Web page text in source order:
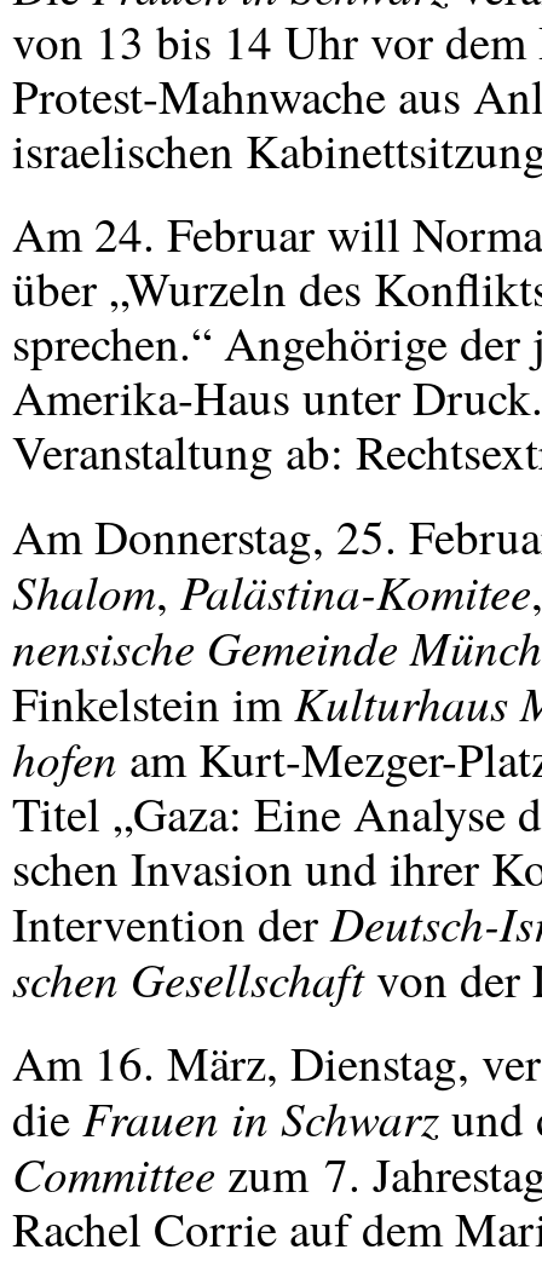
von 13 bis 14 Uhr vor
Protest-Mahnwache aus
israelischen
Am 24. Februar will
über „Wurzeln des
sprechen.“ Angehörige
Amerika-Haus unter
Veranstaltung ab:
Am Donnerstag, 25.
Shalom, Palästina-Komitee
nensische Gemeinde
Finkelstein imKulturhaus
hofen am Kurt-Mezger-
Titel „Gaza: Eine Analyse
schen Invasion und ihrer
Intervention derDeutsch-
schen Gesellschaftvon der
Am 16. März, Dienstag,
dieFrauen in Schwarzund
Committee zum 7.
Rachel Corrie auf dem